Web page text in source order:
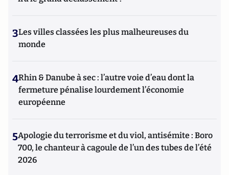
3Les villes classées les plus malheureuses du
monde
4Rhin & Danube à sec : l’autre voie d’eau dont la
fermeture pénalise lourdement l’économie
européenne
5Apologie du terrorisme et du viol, antisémite : Boro
700, le chanteur à cagoule de l’un des tubes de l’été
2026